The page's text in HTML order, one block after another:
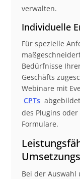
verwalten.
Individuelle
Für spezielle
Bedürfnisse
Geschäfts
Webinare mit
CPTs
des Plugins
Formulare.
Bei der